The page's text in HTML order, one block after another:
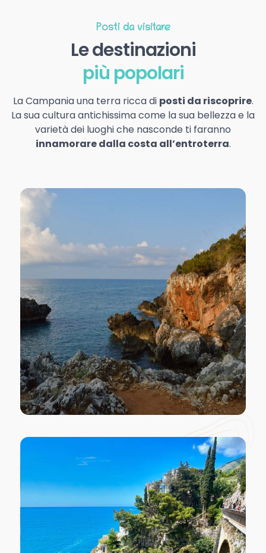
Posti da visitare
Le destinazioni
più popolari
La Campania una terra ricca di posti da riscoprire.
La sua cultura antichissima come la sua bellezza e la
varietà dei luoghi che nasconde ti faranno
innamorare dalla costa all’entroterra.